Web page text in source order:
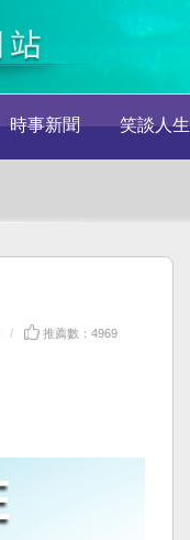
時事新聞 笑談人生
推薦數：4969